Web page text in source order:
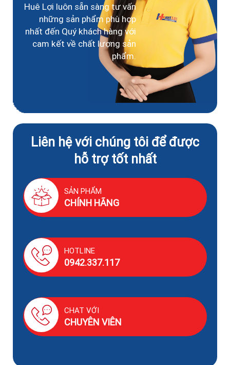
Huê Lợi luôn sẵn sàng tư vấn
những sản phẩm phù hợp
nhất đến Quý khách hàng với
cam kết về chất lượng sản
phẩm.
Liên hệ với chúng tôi để được
hỗ trợ tốt nhất
SẢN PHẨM
CHÍNH HÃNG
HOTLINE
0942.337.117
CHAT VỚI
CHUYÊN VIÊN